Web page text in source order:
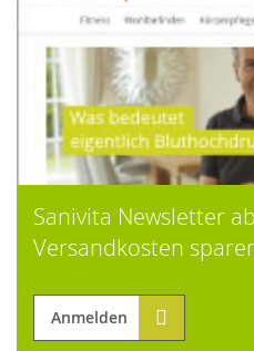
Sanivita Newsletter
Versandkosten
Anmelden